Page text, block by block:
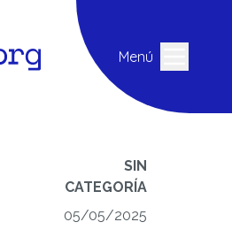
Menú
SIN
CATEGORÍA
05/05/2025